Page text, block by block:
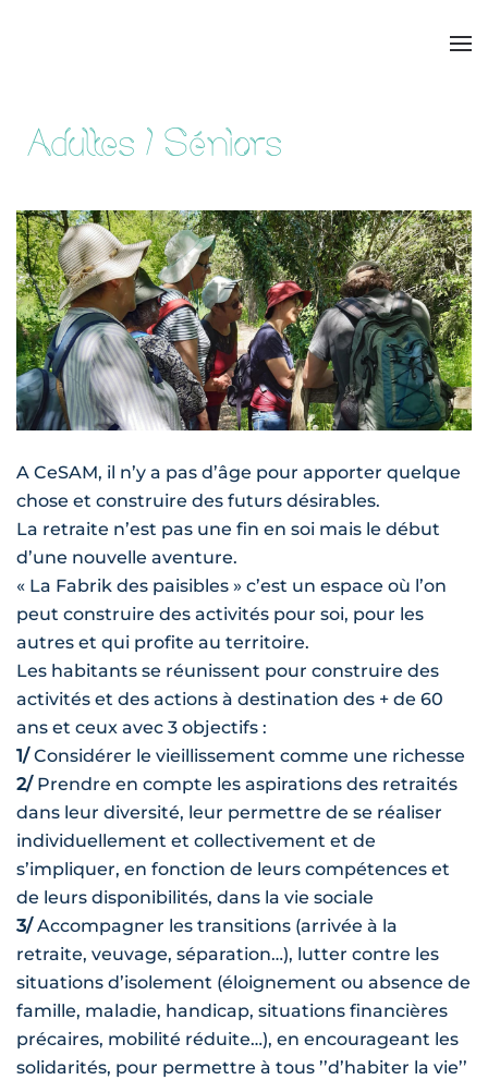
Adultes / Séniors
A CeSAM, il n’y a pas d’âge pour apporter quelque
chose et construire des futurs désirables.
La retraite n’est pas une fin en soi mais le début
d’une nouvelle aventure.
« La Fabrik des paisibles » c’est un espace où l’on
peut construire des activités pour soi, pour les
autres et qui profite au territoire.
Les habitants se réunissent pour construire des
activités et des actions à destination des + de 60
ans et ceux avec 3 objectifs :
1/Considérer le vieillissement comme une richesse
2/Prendre en compte les aspirations des retraités
dans leur diversité, leur permettre de se réaliser
individuellement et collectivement et de
s’impliquer, en fonction de leurs compétences et
de leurs disponibilités, dans la vie sociale
3/Accompagner les transitions (arrivée à la
retraite, veuvage, séparation…), lutter contre les
situations d’isolement (éloignement ou absence de
famille, maladie, handicap, situations financières
précaires, mobilité réduite…), en encourageant les
solidarités, pour permettre à tous ’’d’habiter la vie’’